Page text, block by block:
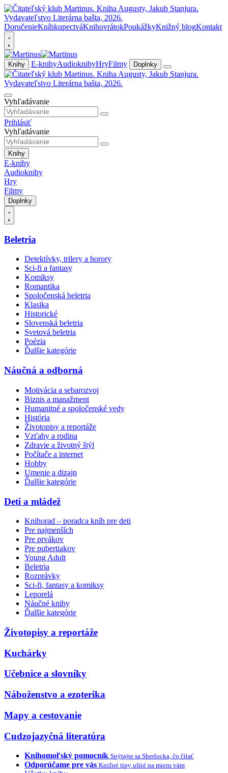
DoručenieKníhkupectváKnihovrátokPoukážkyKnižný blogKontakt
Knihy E-knihyAudioknihyHryFilmy Doplnky
Vyhľadávanie
Prihlásiť
Vyhľadávanie
Knihy
E-knihy
Audioknihy
Hry
Filmy
Doplnky
Beletria
Detektívky, trilery a horory
Sci-fi a fantasy
Komiksy
Romantika
Spoločenská beletria
Klasika
Historické
Slovenská beletria
Svetová beletria
Poézia
Ďalšie kategórie
Náučná a odborná
Motivácia a sebarozvoj
Biznis a manažment
Humanitné a spoločenské vedy
História
Životopisy a reportáže
Vzťahy a rodina
Zdravie a životný štýl
Počítače a internet
Hobby
Umenie a dizajn
Ďalšie kategórie
Deti a mládež
Knihorad – poradca kníh pre deti
Pre najmenších
Pre prvákov
Pre pubertiakov
Young Adult
Beletria
Rozprávky
Sci-fi, fantasy a komiksy
Leporelá
Náučné knihy
Ďalšie kategórie
Životopisy a reportáže
Kuchárky
Učebnice a slovníky
Náboženstvo a ezoterika
Mapy a cestovanie
Cudzojazyčná literatúra
Knihomoľský pomocník Spýtajte sa Sherlocka, čo čítať
Odporúčame pre vás Knižné tipy ušité na mieru vám